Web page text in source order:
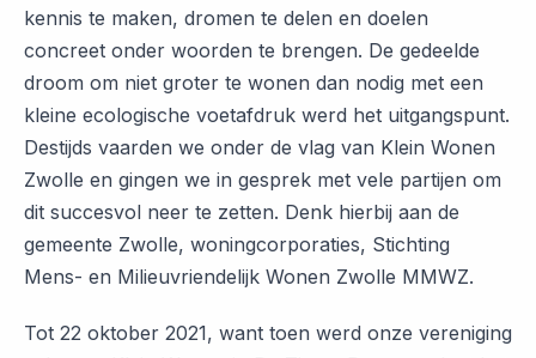
kennis te maken, dromen te delen en doelen
concreet onder woorden te brengen. De gedeelde
droom om niet groter te wonen dan nodig met een
kleine ecologische voetafdruk werd het uitgangspunt.
Destijds vaarden we onder de vlag van Klein Wonen
Zwolle en gingen we in gesprek met vele partijen om
dit succesvol neer te zetten. Denk hierbij aan de
gemeente Zwolle, woningcorporaties, Stichting
Mens- en Milieuvriendelijk Wonen Zwolle MMWZ.
Tot 22 oktober 2021, want toen werd onze vereniging